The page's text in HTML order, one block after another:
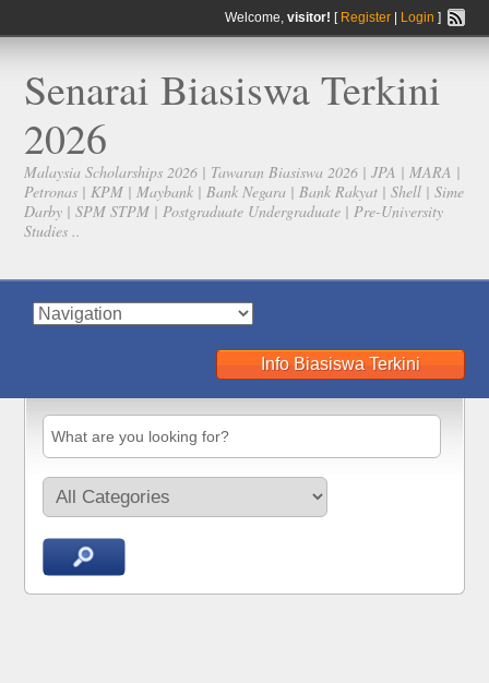
Welcome, visitor! [ Register| Login ]
Senarai Biasiswa Terkini
2026
Malaysia Scholarships 2026 | Tawaran Biasiswa 2026 | JPA | MARA |
Petronas | KPM | Maybank | Bank Negara | Bank Rakyat | Shell | Sime
Darby | SPM STPM | Postgraduate Undergraduate | Pre-University
Studies ..
Info Biasiswa Terkini